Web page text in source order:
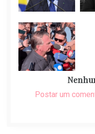
Postar um